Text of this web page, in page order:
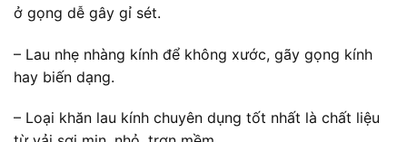
ở gọng dễ gây gỉ sét.
– Lau nhẹ nhàng kính để không xước, gãy gọng kính
hay biến dạng.
– Loại khăn lau kính chuyên dụng tốt nhất là chất liệu